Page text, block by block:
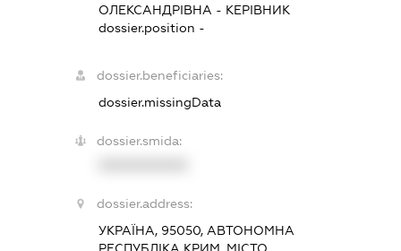
ОЛЕКСАНДРІВНА - КЕРІВНИК
dossier.position -
dossier.beneficiaries:
dossier.missingData
dossier.smida:
dossier.address:
УКРАЇНА, 95050, АВТОНОМНА